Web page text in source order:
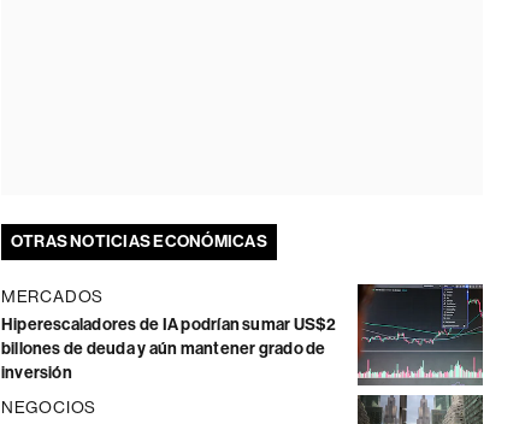
OTRAS NOTICIAS ECONÓMICAS
MERCADOS
Hiperescaladores de IA podrían sumar US$2
billones de deuda y aún mantener grado de
inversión
NEGOCIOS